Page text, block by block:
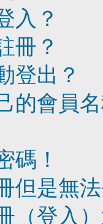
入？
冊？
登出？
的會員
碼！
但是無
（登入